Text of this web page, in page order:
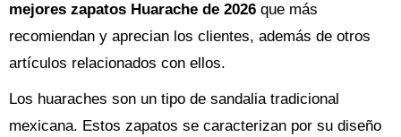
mejores zapatos Huarache de 2026 que más
recomiendan y aprecian los clientes, además de otros
artículos relacionados con ellos.
Los huaraches son un tipo de sandalia tradicional
mexicana. Estos zapatos se caracterizan por su diseño